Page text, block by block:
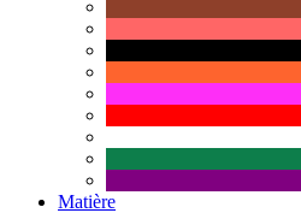
Matière